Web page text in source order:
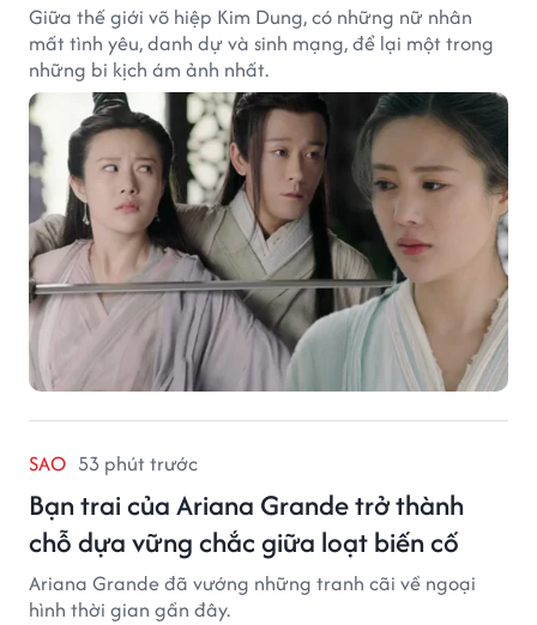
Giữa thế giới võ hiệp Kim Dung, có những nữ nhân
mất tình yêu, danh dự và sinh mạng, để lại một trong
những bi kịch ám ảnh nhất.
SAO 53 phút trước
Bạn trai của Ariana Grande trở thành
chỗ dựa vững chắc giữa loạt biến cố
Ariana Grande đã vướng những tranh cãi về ngoại
hình thời gian gần đây.